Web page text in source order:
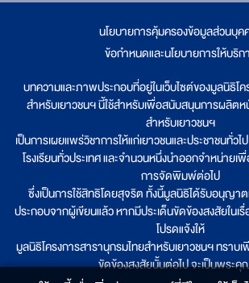
นโยบายการคุ้มครองข้อมูลส่วนบุค
ข้อกำหนดและนโยบายการให้บริก
บทความและภาพประกอบที่อยู่ในเว็บไซต์ของมูลนิธิโ
สำหรับเยาวชนฯ นี้ใช้สำหรับเพื่อสนับสนุนการผลิต
สำหรับเยาวชนฯ
เป็นการเผยแพร่วิชาการให้แก่เยาวชนและประชาชนทั่วไ
โรงเรียนทั่วประเทศ และจำนวนหนึ่งนำออกจำหน่ายเ
การจัดพิมพ์ต่อไป
ซึ่งเป็นการใช้สิทธิโดยสุจริต ทั้งนี้มูลนิธิได้รับอนุญา
ประกอบจากผู้เขียนแล้ว หากมีประเด็นขัดข้องสงสัยในเ
โปรดแจ้งให้
มูลนิธิโครงการสารานุกรมไทยสำหรับเยาวชนฯ ทรา
ขัดข้องสงสัยนั้นต่อไป จะเป็นพระคุ